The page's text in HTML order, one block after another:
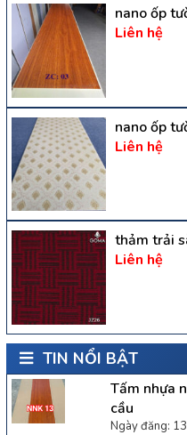
nano ốp
Liên hệ
nano ốp
Liên hệ
thảm trải
Liên hệ
TIN NỔI BẬT
Tấm nhựa
cầu
Ngày đăng: